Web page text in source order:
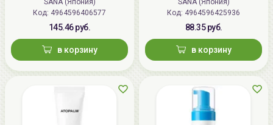
Wrinkle Gel Cream (Whitening)
Код: 4964596406577
145.46 руб.
в корзину
Код: 4964596425936
88.35 руб.
в корзину